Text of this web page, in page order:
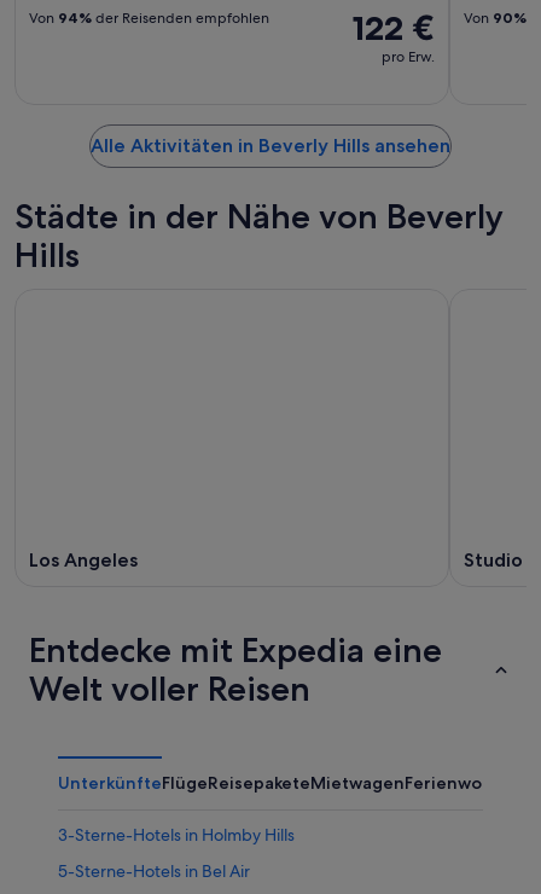
122 €
pro Erw.
Von 94% der Reisenden empfohlen Von 90%
Alle Aktivitäten in Beverly Hills ansehen
Städte in der Nähe von Beverly
Hills
Los Angeles Studio
Entdecke mit Expedia eine
Welt voller Reisen
UnterkünfteFlügeReisepaketeMietwagen
3-Sterne-Hotels in Holmby Hills
5-Sterne-Hotels in Bel Air